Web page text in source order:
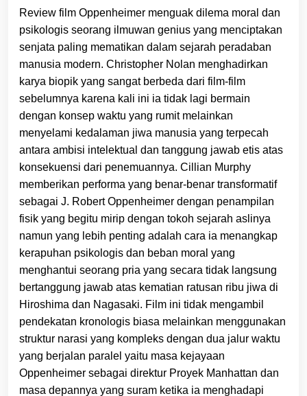
Review film Oppenheimer menguak dilema moral dan
psikologis seorang ilmuwan genius yang menciptakan
senjata paling mematikan dalam sejarah peradaban
manusia modern. Christopher Nolan menghadirkan
karya biopik yang sangat berbeda dari film-film
sebelumnya karena kali ini ia tidak lagi bermain
dengan konsep waktu yang rumit melainkan
menyelami kedalaman jiwa manusia yang terpecah
antara ambisi intelektual dan tanggung jawab etis atas
konsekuensi dari penemuannya. Cillian Murphy
memberikan performa yang benar-benar transformatif
sebagai J. Robert Oppenheimer dengan penampilan
fisik yang begitu mirip dengan tokoh sejarah aslinya
namun yang lebih penting adalah cara ia menangkap
kerapuhan psikologis dan beban moral yang
menghantui seorang pria yang secara tidak langsung
bertanggung jawab atas kematian ratusan ribu jiwa di
Hiroshima dan Nagasaki. Film ini tidak mengambil
pendekatan kronologis biasa melainkan menggunakan
struktur narasi yang kompleks dengan dua jalur waktu
yang berjalan paralel yaitu masa kejayaan
Oppenheimer sebagai direktur Proyek Manhattan dan
masa depannya yang suram ketika ia menghadapi